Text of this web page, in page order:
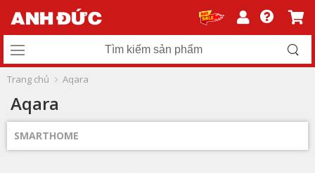
Trang chủ Aqara
Aqara
SMARTHOME